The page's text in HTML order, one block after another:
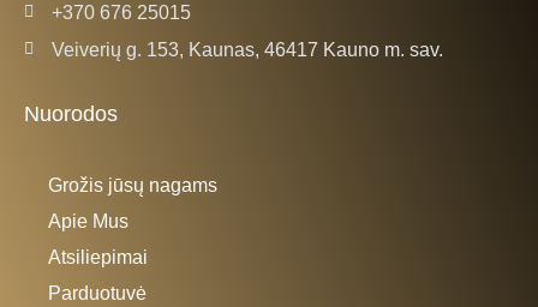
+370 676 25015
Veiverių g. 153, Kaunas, 46417 Kauno m. sav.
Nuorodos
Grožis jūsų nagams
Apie Mus
Atsiliepimai
Parduotuvė